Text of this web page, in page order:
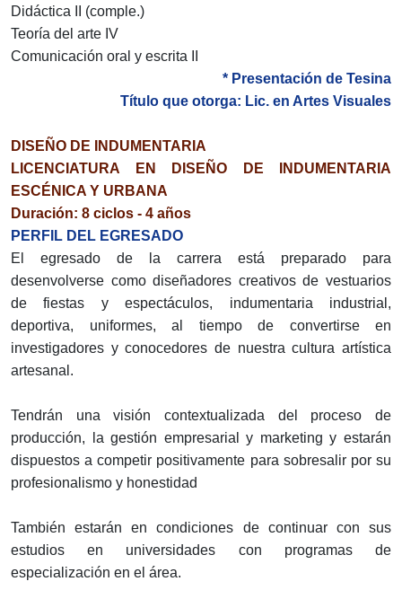
Didáctica II (comple.)
Teoría del arte IV
Comunicación oral y escrita II
* Presentación de Tesina
Título que otorga: Lic. en Artes Visuales
DISEÑO DE INDUMENTARIA
LICENCIATURA EN DISEÑO DE INDUMENTARIA
ESCÉNICA Y URBANA
Duración: 8 ciclos - 4 años
PERFIL DEL EGRESADO
El egresado de la carrera está preparado para
desenvolverse como diseñadores creativos de vestuarios
de fiestas y espectáculos, indumentaria industrial,
deportiva, uniformes, al tiempo de convertirse en
investigadores y conocedores de nuestra cultura artística
artesanal.
Tendrán una visión contextualizada del proceso de
producción, la gestión empresarial y marketing y estarán
dispuestos a competir positivamente para sobresalir por su
profesionalismo y honestidad
También estarán en condiciones de continuar con sus
estudios en universidades con programas de
especialización en el área.